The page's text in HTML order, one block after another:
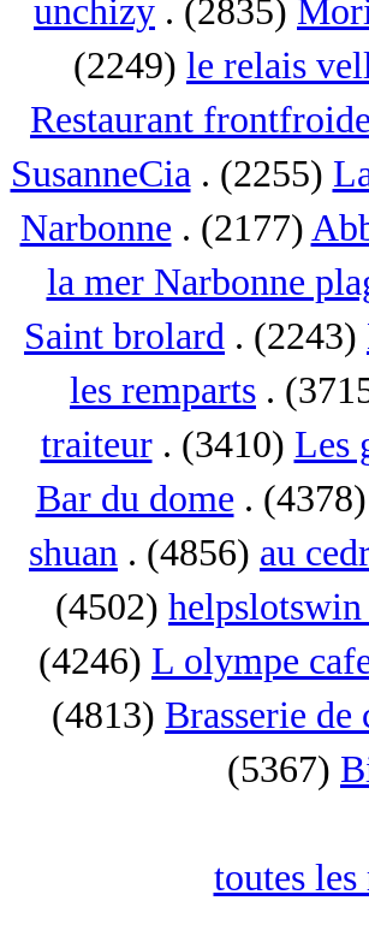
unchizy . (2835)
(2249) le relais
Restaurant frontfroide
SusanneCia. (2255)
Narbonne . (2177)
la mer Narbonne
Saint brolard . (2243)
les remparts .
traiteur. (3410) Les
Bar du dome . (4378)
shuan . (4856) au
(4502)
(4246) L olympe
(4813) Brasserie de
(5367)
toutes les